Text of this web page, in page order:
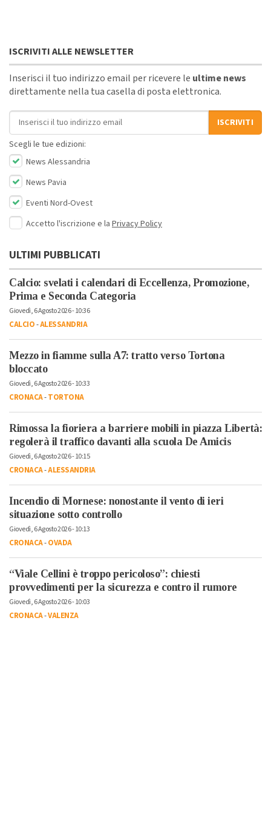
ISCRIVITI ALLE NEWSLETTER
Inserisci il tuo indirizzo email per ricevere le ultime news
direttamente nella tua casella di posta elettronica.
Indirizzo email
ISCRIVITI
Scegli le tue edizioni:
News Alessandria
News Pavia
Eventi Nord-Ovest
Accetto l'iscrizione e la Privacy Policy
ULTIMI PUBBLICATI
Calcio: svelati i calendari di Eccellenza, Promozione,
Prima e Seconda Categoria
Giovedì, 6 Agosto 2026 - 10:36
CALCIO-ALESSANDRIA
Mezzo in fiamme sulla A7: tratto verso Tortona
bloccato
Giovedì, 6 Agosto 2026 - 10:33
CRONACA-TORTONA
Rimossa la fioriera a barriere mobili in piazza Libertà:
regolerà il traffico davanti alla scuola De Amicis
Giovedì, 6 Agosto 2026 - 10:15
CRONACA-ALESSANDRIA
Incendio di Mornese: nonostante il vento di ieri
situazione sotto controllo
Giovedì, 6 Agosto 2026 - 10:13
CRONACA-OVADA
“Viale Cellini è troppo pericoloso”: chiesti
provvedimenti per la sicurezza e contro il rumore
Giovedì, 6 Agosto 2026 - 10:03
CRONACA-VALENZA